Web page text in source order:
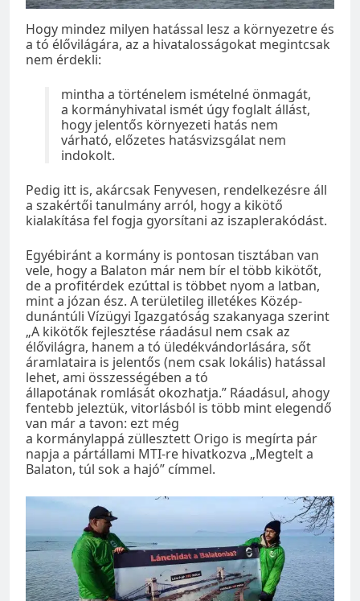
Hogy mindez milyen hatással lesz a környezetre és
a tó élővilágára, az a hivatalosságokat megintcsak
nem érdekli:
mintha a történelem ismételné önmagát,
a kormányhivatal ismét úgy foglalt állást,
hogy jelentős környezeti hatás nem
várható, előzetes hatásvizsgálat nem
indokolt.
Pedig itt is, akárcsak Fenyvesen, rendelkezésre áll
a szakértői tanulmány arról, hogy a kikötő
kialakítása fel fogja gyorsítani az iszaplerakódást.
Egyébiránt a kormány is pontosan tisztában van
vele, hogy a Balaton már nem bír el több kikötőt,
de a profitérdek ezúttal is többet nyom a latban,
mint a józan ész. A területileg illetékes Közép-
dunántúli Vízügyi Igazgatóság szakanyaga szerint
„A kikötők fejlesztése ráadásul nem csak az
élővilágra, hanem a tó üledékvándorlására, sőt
áramlataira is jelentős (nem csak lokális) hatással
lehet, ami összességében a tó
állapotának romlását okozhatja.” Ráadásul, ahogy
fentebb jeleztük, vitorlásból is több mint elegendő
van már a tavon: ezt még
a kormánylappá züllesztett Origo is megírta pár
napja a pártállami MTI-re hivatkozva „Megtelt a
Balaton, túl sok a hajó” címmel.